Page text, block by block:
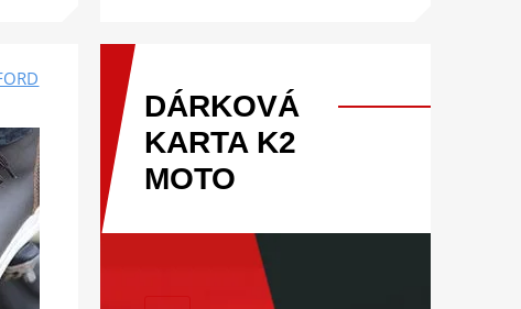
DÁRKOVÁ
KARTA K2
MOTO